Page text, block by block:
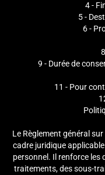
4 -
5 -
6 -
9 - Durée de
11 - Pour
Le Règlement général
cadre juridique
personnel. Il renforce les
traitements, des sous-